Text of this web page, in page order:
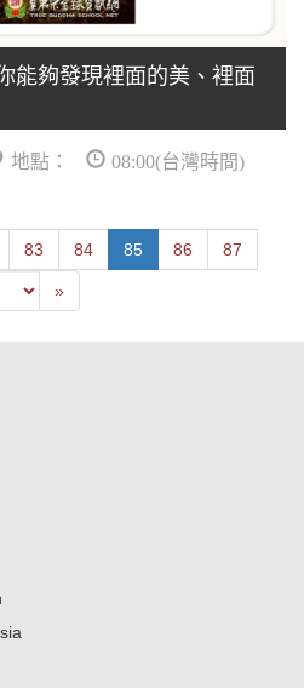
能夠發現裡面的美、裡面
地點： 08:00(台灣時間)
83 84 85 86 87
»Last